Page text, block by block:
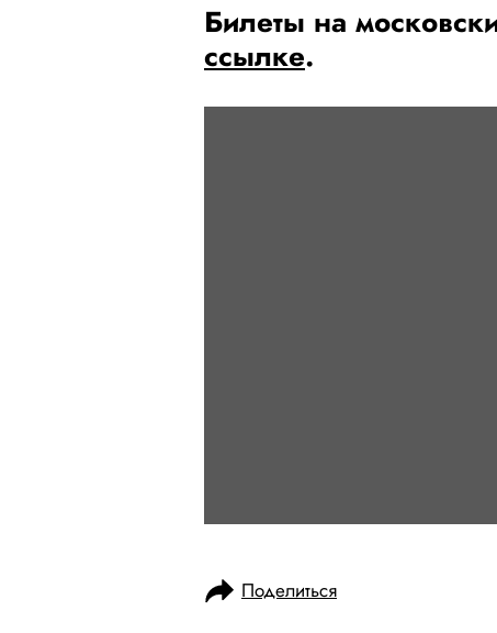
Билеты на
ссылке.
Поделиться